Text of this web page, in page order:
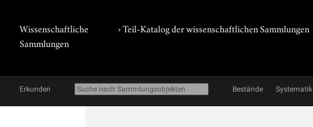
Wissenschaftliche
Sammlungen
› Teil-Katalog der wissenschaftlichen Sammlungen
Erkunden Bestände Systematik